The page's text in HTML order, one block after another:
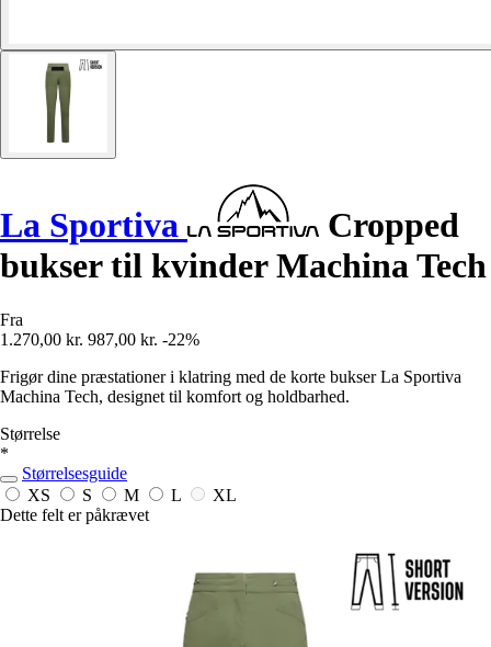
La Sportiva
Cropped
bukser til kvinder Machina Tech
Fra
1.270,00 kr. 987,00 kr. -22%
Frigør dine præstationer i klatring med de korte bukser La Sportiva
Machina Tech, designet til komfort og holdbarhed.
Størrelse
*
Størrelsesguide
XS
S M L
XL
Dette felt er påkrævet